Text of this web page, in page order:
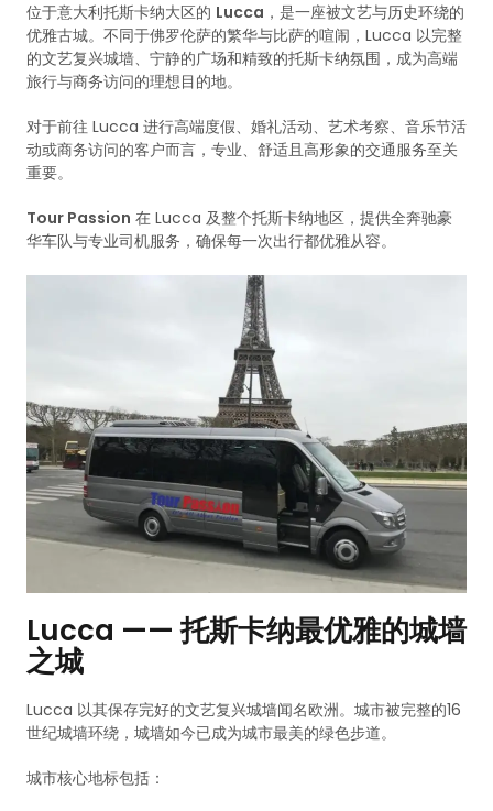
位于意大利托斯卡纳大区的 Lucca ，是一座被文艺与历史环绕的
优雅古城。不同于佛罗伦萨的繁华与比萨的喧闹，Lucca 以完整
的文艺复兴城墙、宁静的广场和精致的托斯卡纳氛围，成为高端
旅行与商务访问的理想目的地。
对于前往 Lucca 进行高端度假、婚礼活动、艺术考察、音乐节活
动或商务访问的客户而言，专业、舒适且高形象的交通服务至关
重要。
Tour Passion 在 Lucca 及整个托斯卡纳地区，提供全奔驰豪
华车队与专业司机服务，确保每一次出行都优雅从容。
Lucca —— 托斯卡纳最优雅的城墙
之城
Lucca 以其保存完好的文艺复兴城墙闻名欧洲。城市被完整的16
世纪城墙环绕，城墙如今已成为城市最美的绿色步道。
城市核心地标包括：